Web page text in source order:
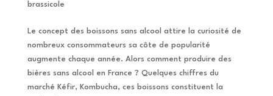
brassicole
Le concept des boissons sans alcool attire la curiosité de
nombreux consommateurs sa côte de popularité
augmente chaque année. Alors comment produire des
bières sans alcool en France ? Quelques chiffres du
marché Kéfir, Kombucha, ces boissons constituent la